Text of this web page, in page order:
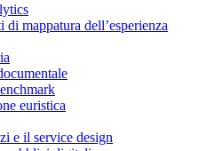
di mappatura dell’esperienza
euristica
e il service design